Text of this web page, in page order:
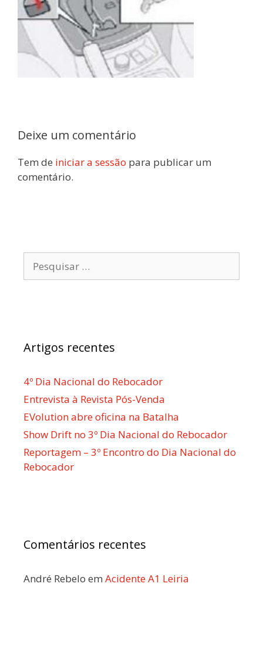
Deixe um comentário
Tem de iniciar a sessão para publicar um
comentário.
por:
Artigos recentes
4º Dia Nacional do Rebocador
Entrevista à Revista Pós-Venda
EVolution abre oficina na Batalha
Show Drift no 3º Dia Nacional do Rebocador
Reportagem – 3º Encontro do Dia Nacional do
Rebocador
Comentários recentes
André Rebelo em Acidente A1 Leiria